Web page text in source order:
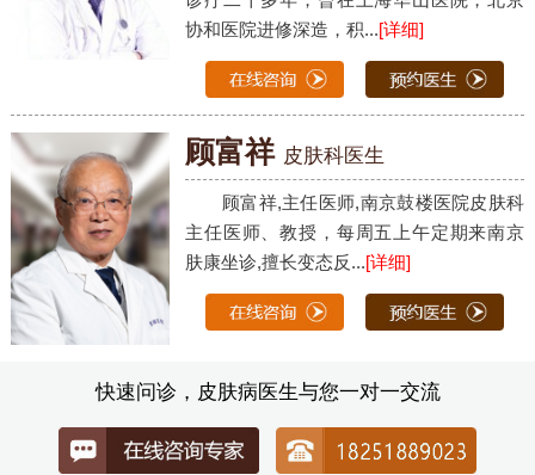
协和医院进修深造，积...[详细]
顾富祥 皮肤科医生
顾富祥,主任医师,南京鼓楼医院皮肤科
主任医师、教授，每周五上午定期来南京
肤康坐诊,擅长变态反...[详细]
快速问诊，皮肤病医生与您一对一交流